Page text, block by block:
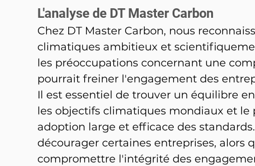
L'analyse de DT Master Carbon
Chez DT Master Carbon, nous
climatiques ambitieux et
les préoccupations concernant une
pourrait freiner l'engagement des
Il est essentiel de trouver un équilibre
les objectifs climatiques mondiaux et
adoption large et efficace des
décourager certaines entreprises,
compromettre l'intégrité des